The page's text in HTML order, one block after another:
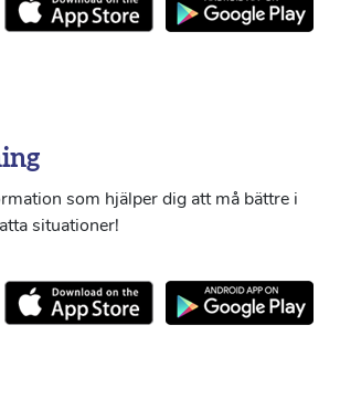
som hjälper dig att må bättre i
situationer!